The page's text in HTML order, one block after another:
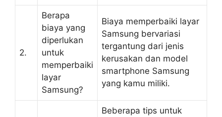
2.
Berapa
biaya yang
diperlukan
untuk
memperbaiki
layar
Samsung?
Biaya memperbaiki layar
Samsung bervariasi
tergantung dari jenis
kerusakan dan model
smartphone Samsung
yang kamu miliki.
Beberapa tips untuk